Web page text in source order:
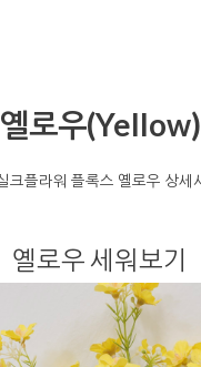
옐로우(Yellow)
옐로우 세워보기